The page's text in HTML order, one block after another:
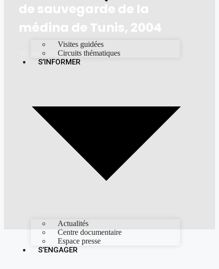
Visites guidées
Circuits thématiques
S’INFORMER
Actualités
Centre documentaire
Espace presse
S’ENGAGER
de sauvegarde de la
médina de Tunis, 2004
Home - Blog Detail